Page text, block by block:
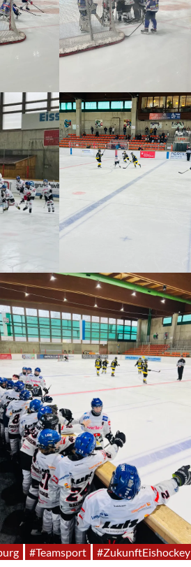
#Teamsport #ZukunftEishockey